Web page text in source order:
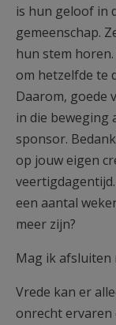
is hun geloof in
gemeenschap.
hun stem
om hetzelfde te
Daarom, goede
in die beweging
sponsor.
op jouw eigen
een aantal
meer zijn?
Mag ik afsluiten
Vrede kan er
onrecht ervaren